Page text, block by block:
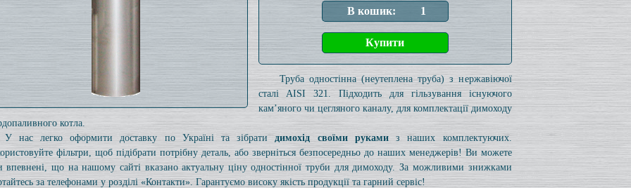
Труба одностінна (неутеплена труба) з нержавіючої
сталі AISI 321. Підходить для гільзування існуючого
кам’яного чи цегляного каналу, для комплектації димоходу
котла.
У нас легко оформити доставку по Україні та зібратидимохід своїми рукамиз наших комплектуючих.
фільтри, щоб підібрати потрібну деталь, або зверніться безпосередньо до наших менеджерів! Ви можете
впевнені, що на нашому сайті вказано актуальну ціну одностінної труби для димоходу. За можливими знижками
за телефонами у розділі «Контакти». Гарантуємо високу якість продукції та гарний сервіс!